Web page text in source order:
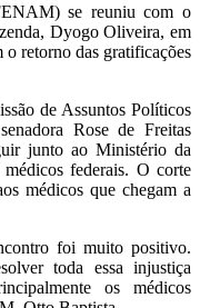
se reuniu com o
Dyogo Oliveira, em
retorno das gratificações
de Assuntos Políticos
Rose de Freitas
junto ao Ministério da
federais. O corte
médicos que chegam a
foi muito positivo.
toda essa injustiça
os médicos